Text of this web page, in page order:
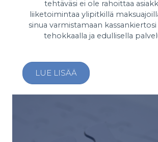
tehtäväsi ei ole rahoittaa
liiketoimintaa ylipitkillä
sinua varmistamaan
tehokkaalla ja edullisella
LUE LISÄÄ